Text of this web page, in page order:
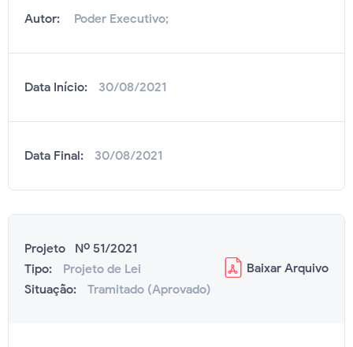
Autor: Poder Executivo;
Data Início: 30/08/2021
Data Final: 30/08/2021
Projeto Nº 51/2021
Tipo:
Projeto de Lei
Situação:
Tramitado (Aprovado)
Baixar Arquivo